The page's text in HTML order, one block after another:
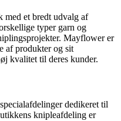
med et bredt udvalg af
typer garn og
Mayflower er
af produkter og sit
kvalitet til deres kunder.
dedikeret til
knipleafdeling er